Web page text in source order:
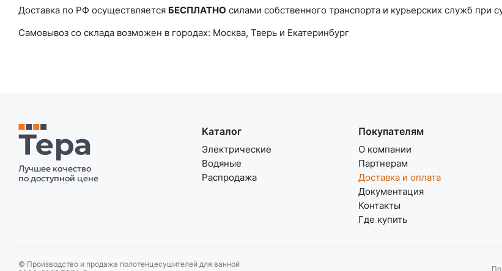
Доставка по РФ осуществляется БЕСПЛАТНО силами собственного транспорта и курьерских служб при
Самовывоз со склада возможен в городах: Москва, Тверь и Екатеринбург
Лучшее качество
по доступной цене
Каталог
Электрические
Водяные
Распродажа
Покупателям
О компании
Партнерам
Доставка и оплата
Документация
Контакты
Где купить
© Производство и продажа полотенцесушителей для ванной